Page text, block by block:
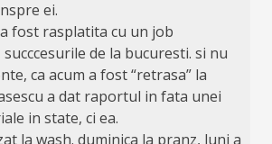
ei.
fost rasplatita cu un job
de la bucuresti. si nu
ca acum a fost “retrasa” la
a dat raportul in fata unei
in state, ci ea.
la wash. duminica la pranz, luni a